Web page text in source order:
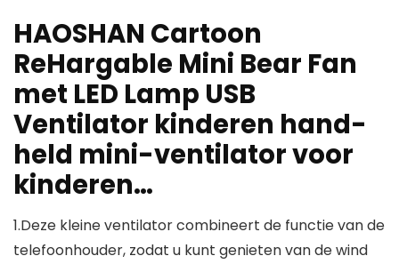
HAOSHAN Cartoon
ReHargable Mini Bear Fan
met LED Lamp USB
Ventilator kinderen hand-
held mini-ventilator voor
kinderen…
1.Deze kleine ventilator combineert de functie van de
telefoonhouder, zodat u kunt genieten van de wind